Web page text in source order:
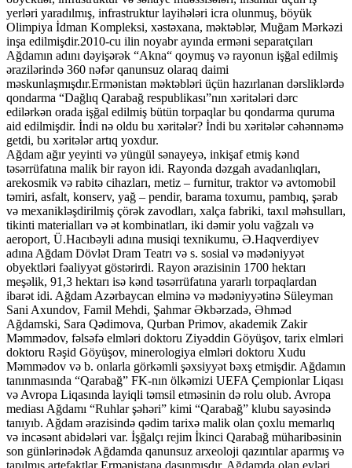
yerləri yaradılmış, infrastruktur layihələri icra olunmuş, böyük
Olimpiya İdman Kompleksi, xəstəxana, məktəblər, Muğam Mərkəzi
inşa edilmişdir.2010-cu ilin noyabr ayında erməni separatçıları
Ağdamın adını dəyişərək “Akna“ qoymuş və rayonun işğal edilmiş
ərazilərində 360 nəfər qanunsuz olaraq daimi
məskunlaşmışdır.Ermənistan məktəbləri üçün hazırlanan dərsliklərdə
qondarma “Dağlıq Qarabağ respublikası”nın xəritələri dərc
edilərkən orada işğal edilmiş bütün torpaqlar bu qondarma quruma
aid edilmişdir. İndi nə oldu bu xəritələr? İndi bu xəritələr cəhənnəmə
getdi, bu xəritələr artıq yoxdur.
Ağdam ağır yeyinti və yüngül sənayeyə, inkişaf etmiş kənd
təsərrüfatına malik bir rayon idi. Rayonda dəzgah avadanlıqları,
arekosmik və rabitə cihazları, metiz – furnitur, traktor və avtomobil
təmiri, asfalt, konserv, yağ – pendir, barama toxumu, pambıq, şərab
və mexanikləşdirilmiş çörək zavodları, xalça fabriki, taxıl məhsulları,
tikinti materialları və ət kombinatları, iki dəmir yolu vağzalı və
aeroport, Ü.Hacıbəyli adına musiqi texnikumu, Ə.Haqverdiyev
adına Ağdam Dövlət Dram Teatrı və s. sosial və mədəniyyət
obyektləri fəaliyyət göstərirdi. Rayon ərazisinin 1700 hektarı
meşəlik, 91,3 hektarı isə kənd təsərrüfatına yararlı torpaqlardan
ibarət idi. Ağdam Azərbaycan elminə və mədəniyyətinə Süleyman
Sani Axundov, Famil Mehdi, Şahmar Əkbərzadə, Əhməd
Ağdamski, Sara Qədimova, Qurban Primov, akademik Zakir
Məmmədov, fəlsəfə elmləri doktoru Ziyəddin Göyüşov, tarix elmləri
doktoru Rəşid Göyüşov, minerologiya elmləri doktoru Xudu
Məmmədov və b. onlarla görkəmli şəxsiyyət bəxş etmişdir. Ağdamın
tanınmasında “Qarabağ” FK-nın ölkəmizi UEFA Çempionlar Liqası
və Avropa Liqasında layiqli təmsil etməsinin də rolu olub. Avropa
mediası Ağdamı “Ruhlar şəhəri” kimi “Qarabağ” klubu sayəsində
tanıyıb. Ağdam ərazisində qədim tarixə malik olan çoxlu memarlıq
və incəsənt abidələri var. İşğalçı rejim İkinci Qarabağ müharibəsinin
son günlərinədək Ağdamda qanunsuz arxeoloji qazıntılar aparmış və
tapılmış artefaktlar Ermənistana daşınmışdır. Ağdamda olan evləri